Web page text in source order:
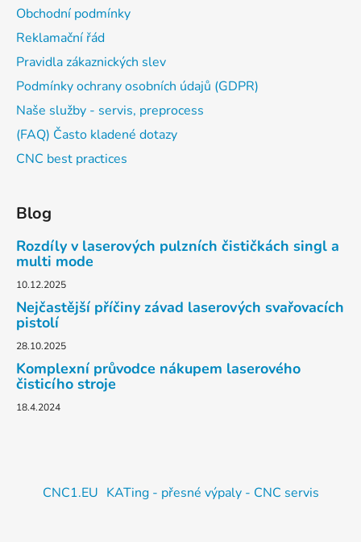
Obchodní podmínky
Reklamační řád
Pravidla zákaznických slev
Podmínky ochrany osobních údajů (GDPR)
Naše služby - servis, preprocess
(FAQ) Často kladené dotazy
CNC best practices
Blog
Rozdíly v laserových pulzních čističkách singl a
multi mode
10.12.2025
Nejčastější příčiny závad laserových svařovacích
pistolí
28.10.2025
Komplexní průvodce nákupem laserového
čisticího stroje
18.4.2024
CNC1.EU KATing - přesné výpaly - CNC servis